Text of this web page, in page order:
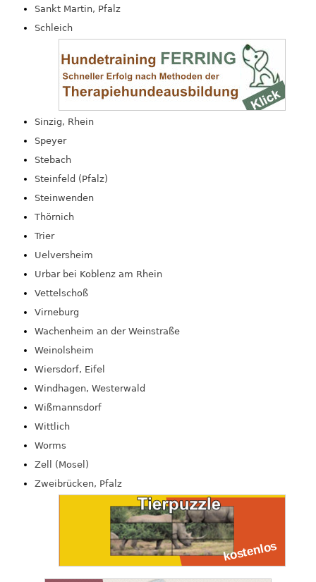
Sankt Martin, Pfalz
Schleich
Sinzig, Rhein
Speyer
Stebach
Steinfeld (Pfalz)
Steinwenden
Thörnich
Trier
Uelversheim
Urbar bei Koblenz am Rhein
Vettelschoß
Virneburg
Wachenheim an der Weinstraße
Weinolsheim
Wiersdorf, Eifel
Windhagen, Westerwald
Wißmannsdorf
Wittlich
Worms
Zell (Mosel)
Zweibrücken, Pfalz